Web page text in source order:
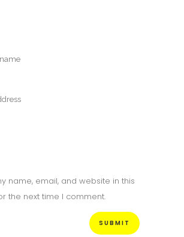
name, email, and website in this
the next time I comment.